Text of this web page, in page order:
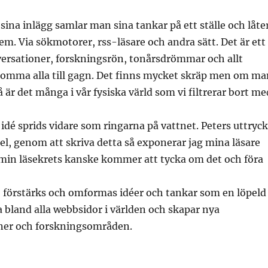
inlägg samlar man sina tankar på ett ställe och
Via sökmotorer, rss-läsare och andra sätt. Det är ett
forskningsrön, tonårsdrömmar och allt
alla till gagn. Det finns mycket skräp men om
är det många i vår fysiska värld som vi filtrerar bort
sprids vidare som ringarna på vattnet. Peters uttryck
genom att skriva detta så exponerar jag mina läsare
läsekrets kanske kommer att tycka om det och föra
förstärks och omformas idéer och tankar som en löpeld
alla webbsidor i världen och skapar nya
och forskningsområden.